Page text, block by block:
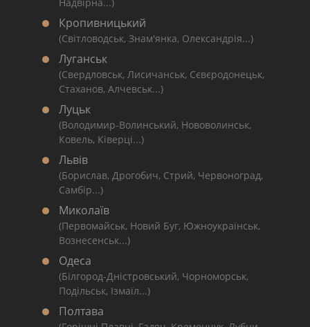
Кропивницький
(Світловодськ, Знам'янка, Олександрія...)
Луганськ
(Свердловськ, Лисичанськ, Сєвєродонецьк,
Стаханов, Алчевськ...)
Луцьк
(Володимир-Волинський, Нововолинськ,
Ковель, Ківерці...)
Львів
(Борислав, Дрогобич, Стрий, Червоноград,
Самбір...)
Миколаїв
(Первомайськ, Новий Буг, Южноукраїнськ,
Вознесенськ...)
Одеса
(Білгород-Дністровський, Чорноморськ,
Подільськ, Ізмаїл...)
Полтава